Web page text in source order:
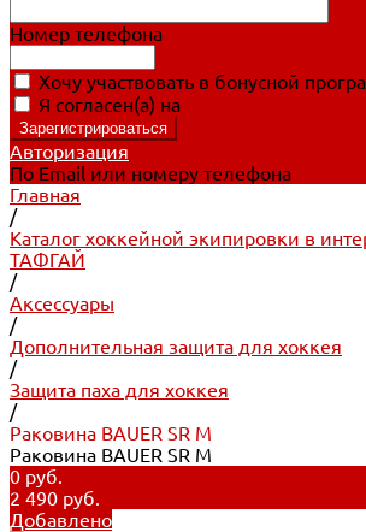
Номер телефона
Хочу участвовать в бонусной
Я согласен(а) на
Авторизация
По Email или номеру телефона
Главная
/
Каталог хоккейной экипировки в
ТАФГАЙ
/
Аксессуары
/
Дополнительная защита для хоккея
/
Защита паха для хоккея
/
Раковина BAUER SR M
Раковина BAUER SR M
0 руб.
2 490 руб.
Добавлено